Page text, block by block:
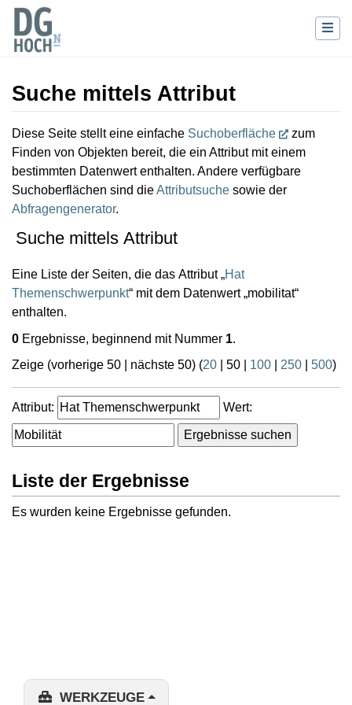
Suche mittels Attribut
Wechseln zu:Navigation,Suche
Diese Seite stellt eine einfache Suchoberfläche
zum
Finden von Objekten bereit, die ein Attribut mit einem
bestimmten Datenwert enthalten. Andere verfügbare
Suchoberflächen sind dieAttributsuche sowie der
Abfragengenerator.
Suche mittels Attribut
Eine Liste der Seiten, die das Attribut „Hat
Themenschwerpunkt“ mit dem Datenwert „mobilitat“
enthalten.
0 Ergebnisse, beginnend mit Nummer 1.
Zeige (vorherige 50 nächste 50) (20 50 100 250 500)
Attribut: Wert:
Liste der Ergebnisse
Es wurden keine Ergebnisse gefunden.
WERKZEUGE